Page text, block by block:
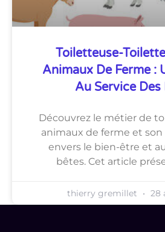
Toiletteuse-
Animaux De Ferme :
Au Service Des
Découvrez le métier de
animaux de ferme et
envers le bien-être et
bêtes. Cet article
thierry gremillet 28